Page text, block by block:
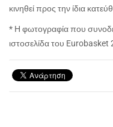
κινηθεί προς την ίδια
* Η φωτογραφία που
ιστοσελίδα του